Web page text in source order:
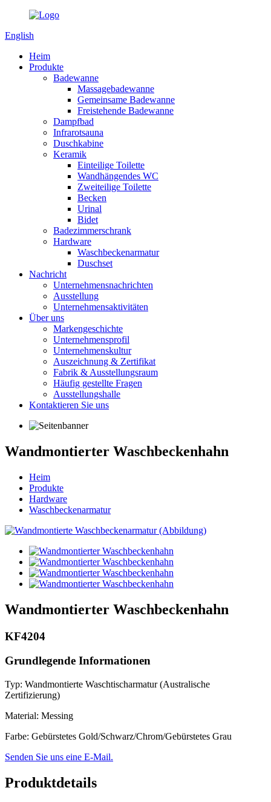
English
Heim
Produkte
Badewanne
Massagebadewanne
Gemeinsame Badewanne
Freistehende Badewanne
Dampfbad
Infrarotsauna
Duschkabine
Keramik
Einteilige Toilette
Wandhängendes WC
Zweiteilige Toilette
Becken
Urinal
Bidet
Badezimmerschrank
Hardware
Waschbeckenarmatur
Duschset
Nachricht
Unternehmensnachrichten
Ausstellung
Unternehmensaktivitäten
Über uns
Markengeschichte
Unternehmensprofil
Unternehmenskultur
Auszeichnung & Zertifikat
Fabrik & Ausstellungsraum
Häufig gestellte Fragen
Ausstellungshalle
Kontaktieren Sie uns
Wandmontierter Waschbeckenhahn
Heim
Produkte
Hardware
Waschbeckenarmatur
Wandmontierter Waschbeckenhahn
KF4204
Grundlegende Informationen
Typ: Wandmontierte Waschtischarmatur (Australische
Zertifizierung)
Material: Messing
Farbe: Gebürstetes Gold/Schwarz/Chrom/Gebürstetes Grau
Senden Sie uns eine E-Mail.
Produktdetails